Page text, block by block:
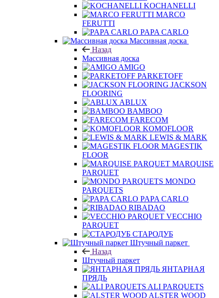
KOCHANELLI
MARCO
FERUTTI
PAPA CARLO
Массивная доска
Назад
Массивная доска
AMIGO
PARKETOFF
JACKSON
FLOORING
ABLUX
BAMBOO
FARECOM
KOMOFLOOR
LEWIS & MARK
MAGESTIK
FLOOR
MARQUISE
PARQUET
MONDO
PARQUETS
PAPA CARLO
RIBADAO
VECCHIO
PARQUET
СТАРОДУБ
Штучный паркет
Назад
Штучный паркет
ЯНТАРНАЯ
ПРЯДЬ
ALI PARQUETS
ALSTER WOOD